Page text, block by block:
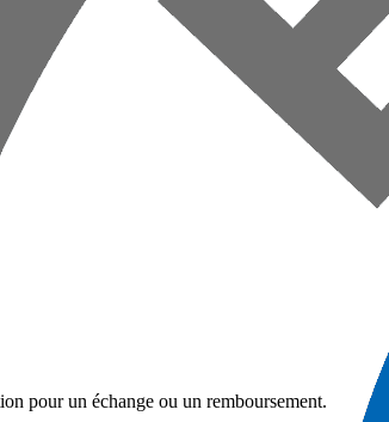
pour un échange ou un remboursement.